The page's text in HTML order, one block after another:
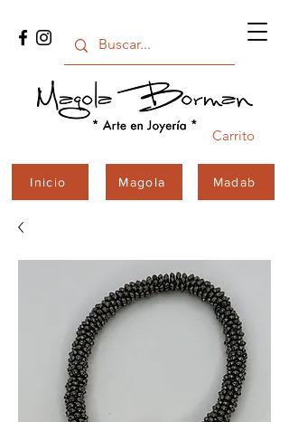
Carrito
Inicio Magola Madab